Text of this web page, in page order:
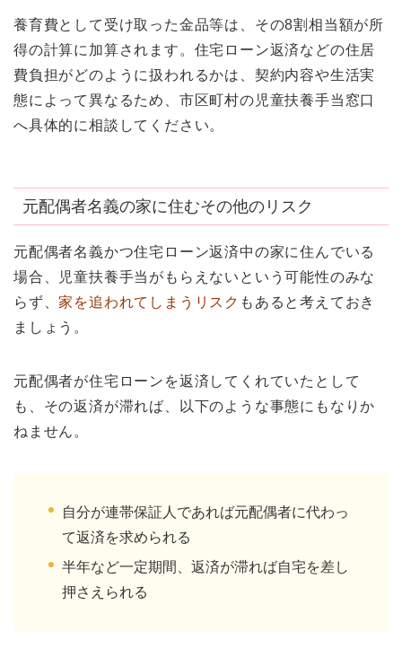
養育費として受け取った金品等は、その8割相当額が所
得の計算に加算されます。住宅ローン返済などの住居
費負担がどのように扱われるかは、契約内容や生活実
態によって異なるため、市区町村の児童扶養手当窓口
へ具体的に相談してください。
元配偶者名義の家に住むその他のリスク
元配偶者名義かつ住宅ローン返済中の家に住んでいる
場合、児童扶養手当がもらえないという可能性のみな
らず、家を追われてしまうリスク もあると考えておき
ましょう。
元配偶者が住宅ローンを返済してくれていたとして
も、その返済が滞れば、以下のような事態にもなりか
ねません。
自分が連帯保証人であれば元配偶者に代わっ
て返済を求められる
半年など一定期間、返済が滞れば自宅を差し
押さえられる